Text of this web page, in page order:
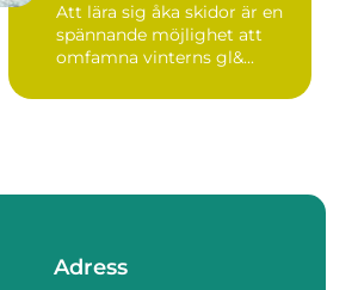
Att lära sig åka skidor är en
spännande möjlighet att
omfamna vinterns gl&...
Adress